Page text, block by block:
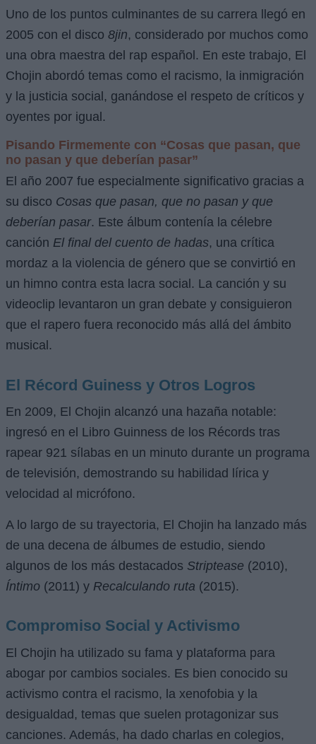
Uno de los puntos culminantes de su carrera llegó en
2005 con el disco 8jin, considerado por muchos como
una obra maestra del rap español. En este trabajo, El
Chojin abordó temas como el racismo, la inmigración
y la justicia social, ganándose el respeto de críticos y
oyentes por igual.
Pisando Firmemente con “Cosas que pasan, que
no pasan y que deberían pasar”
El año 2007 fue especialmente significativo gracias a
su disco Cosas que pasan, que no pasan y que
deberían pasar. Este álbum contenía la célebre
canción El final del cuento de hadas, una crítica
mordaz a la violencia de género que se convirtió en
un himno contra esta lacra social. La canción y su
videoclip levantaron un gran debate y consiguieron
que el rapero fuera reconocido más allá del ámbito
musical.
El Récord Guiness y Otros Logros
En 2009, El Chojin alcanzó una hazaña notable:
ingresó en el Libro Guinness de los Récords tras
rapear 921 sílabas en un minuto durante un programa
de televisión, demostrando su habilidad lírica y
velocidad al micrófono.
A lo largo de su trayectoria, El Chojin ha lanzado más
de una decena de álbumes de estudio, siendo
algunos de los más destacados Striptease (2010),
Íntimo (2011) y Recalculando ruta (2015).
Compromiso Social y Activismo
El Chojin ha utilizado su fama y plataforma para
abogar por cambios sociales. Es bien conocido su
activismo contra el racismo, la xenofobia y la
desigualdad, temas que suelen protagonizar sus
canciones. Además, ha dado charlas en colegios,